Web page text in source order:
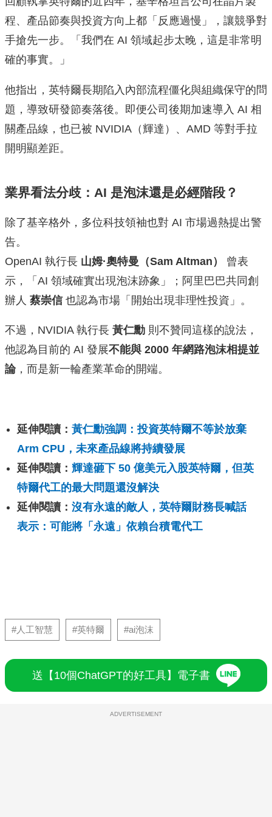
程、產品節奏與投資方向上都「反應過慢」，讓競爭對
手搶先一步。「我們在 AI 領域起步太晚，這是非常明
確的事實。」
他指出，英特爾長期陷入內部流程僵化與組織保守的問
題，導致研發節奏落後。即便公司後期加速導入 AI 相
關產品線，也已被 NVIDIA（輝達）、AMD 等對手拉
開明顯差距。
業界看法分歧：AI 是泡沫還是必經階段？
除了基辛格外，多位科技領袖也對 AI 市場過熱提出警
告。
OpenAI 執行長 山姆·奧特曼（Sam Altman）
曾表
示，「AI 領域確實出現泡沫跡象」；阿里巴巴共同創
辦人 蔡崇信也認為市場「開始出現非理性投資」。
不過，NVIDIA 執行長 黃仁勳 則不贊同這樣的說法，
他認為目前的 AI 發展不能與 2000 年網路泡沫相提並
論，而是新一輪產業革命的開端。
延伸閱讀： 黃仁勳強調：投資英特爾不等於放棄
Arm CPU，未來產品線將持續發展
延伸閱讀： 輝達砸下 50 億美元入股英特爾，但英
特爾代工的最大問題還沒解決
延伸閱讀： 沒有永遠的敵人，英特爾財務長喊話
表示：可能將「永遠」依賴台積電代工
#人工智慧 #英特爾 #ai泡沫
送【10個ChatGPT的好工具】電子書
ADVERTISEMENT